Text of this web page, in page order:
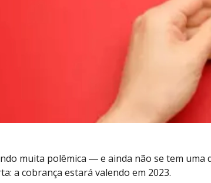
muita polêmica ― e ainda não se tem
a cobrança estará valendo em 2023.